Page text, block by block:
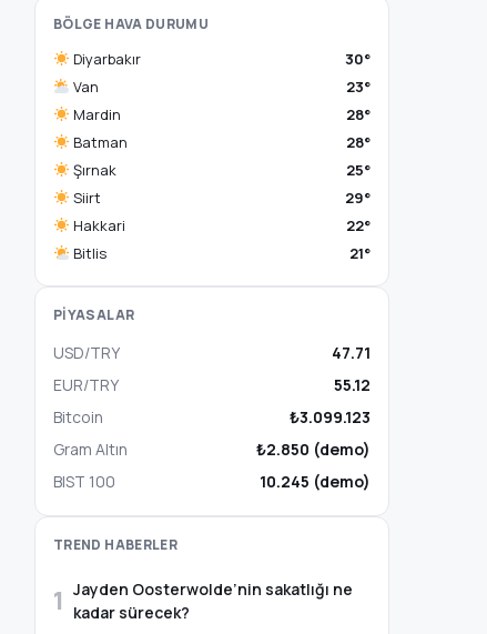
BÖLGE HAVA DURUMU
Diyarbakır
30°
Van
23°
Mardin
28°
Batman
28°
Şırnak
25°
Siirt
29°
Hakkari
22°
Bitlis
21°
PİYASALAR
USD/TRY
47.71
EUR/TRY
55.12
Bitcoin
₺3.099.123
Gram Altın
₺2.850 (demo)
BIST 100
10.245 (demo)
TREND HABERLER
1 Jayden Oosterwolde’nin sakatlığı ne
kadar sürecek?